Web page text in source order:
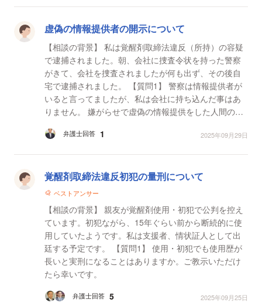
虚偽の情報提供者の開示について
【相談の背景】 私は覚醒剤取締法違反（所持）の容疑
で逮捕されました。朝、会社に捜査令状を持った警察
がきて、会社を捜査されましたが何も出ず、その後自
宅で逮捕されました。 【質問1】 警察は情報提供者が
いると言ってましたが、私は会社に持ち込んだ事はあ
りません。 嫌がらせで虚偽の情報提供をした人間の予
ゃ...
弁護士回答 1 2025年09月29日
覚醒剤取締法違反初犯の量刑について
ベストアンサー
【相談の背景】 親友が覚醒剤使用・初犯で公判を控え
ています。初犯ながら、15年ぐらい前から断続的に使
用していたようです。私は支援者、情状証人として出
廷する予定です。 【質問1】 使用・初犯でも使用歴が
長いと実刑になることはありますか。ご教示いただけ
たら幸いです。
弁護士回答 5 2025年09月25日